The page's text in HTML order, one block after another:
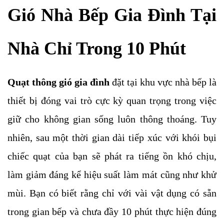
Gió Nhà Bếp Gia Đình Tại
Nhà Chỉ Trong 10 Phút
Quạt thông gió gia đình đặt tại khu vực nhà bếp là
thiết bị đóng vai trò cực kỳ quan trọng trong việc
giữ cho không gian sống luôn thông thoáng. Tuy
nhiên, sau một thời gian dài tiếp xúc với khói bụi
chiếc quạt của bạn sẽ phát ra tiếng ồn khó chịu,
làm giảm đáng kể hiệu suất làm mát cũng như khử
mùi. Bạn có biết rằng chỉ với vài vật dụng có sẵn
trong gian bếp và chưa đầy 10 phút thực hiện đúng